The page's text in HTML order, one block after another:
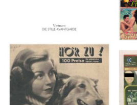
HÖR ZU! – 1949,
NUMMER 10, Woche
vom 27. Februar bis 05.